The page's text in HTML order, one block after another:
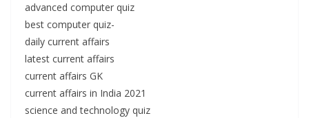
advanced computer quiz
best computer quiz-
daily current affairs
latest current affairs
current affairs GK
current affairs in India 2021
science and technology quiz